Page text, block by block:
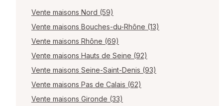
Vente maisons Nord (59)
Vente maisons Bouches-du-Rhône (13)
Vente maisons Rhône (69)
Vente maisons Hauts de Seine (92)
Vente maisons Seine-Saint-Denis (93)
Vente maisons Pas de Calais (62)
Vente maisons Gironde (33)